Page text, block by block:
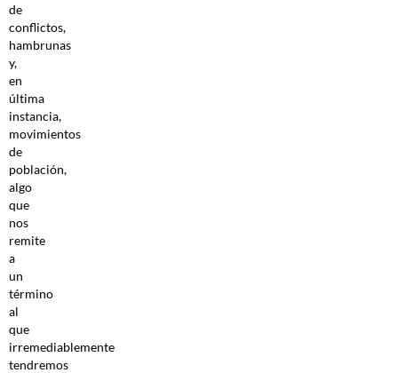
de
conflictos,
hambrunas
y,
en
última
instancia,
movimientos
de
población,
algo
que
nos
remite
a
un
término
al
que
irremediablemente
tendremos